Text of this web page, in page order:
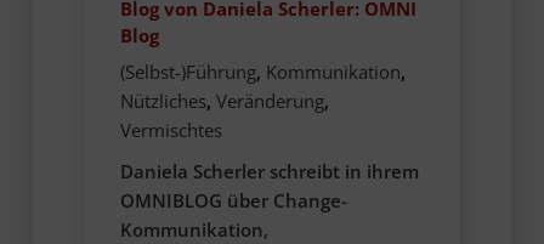
Blog von Daniela Scherler: OMNI
Blog
(Selbst-)Führung, Kommunikation,
Nützliches, Veränderung,
Vermischtes
Daniela Scherler schreibt in ihrem
OMNIBLOG über Change-
Kommunikation,